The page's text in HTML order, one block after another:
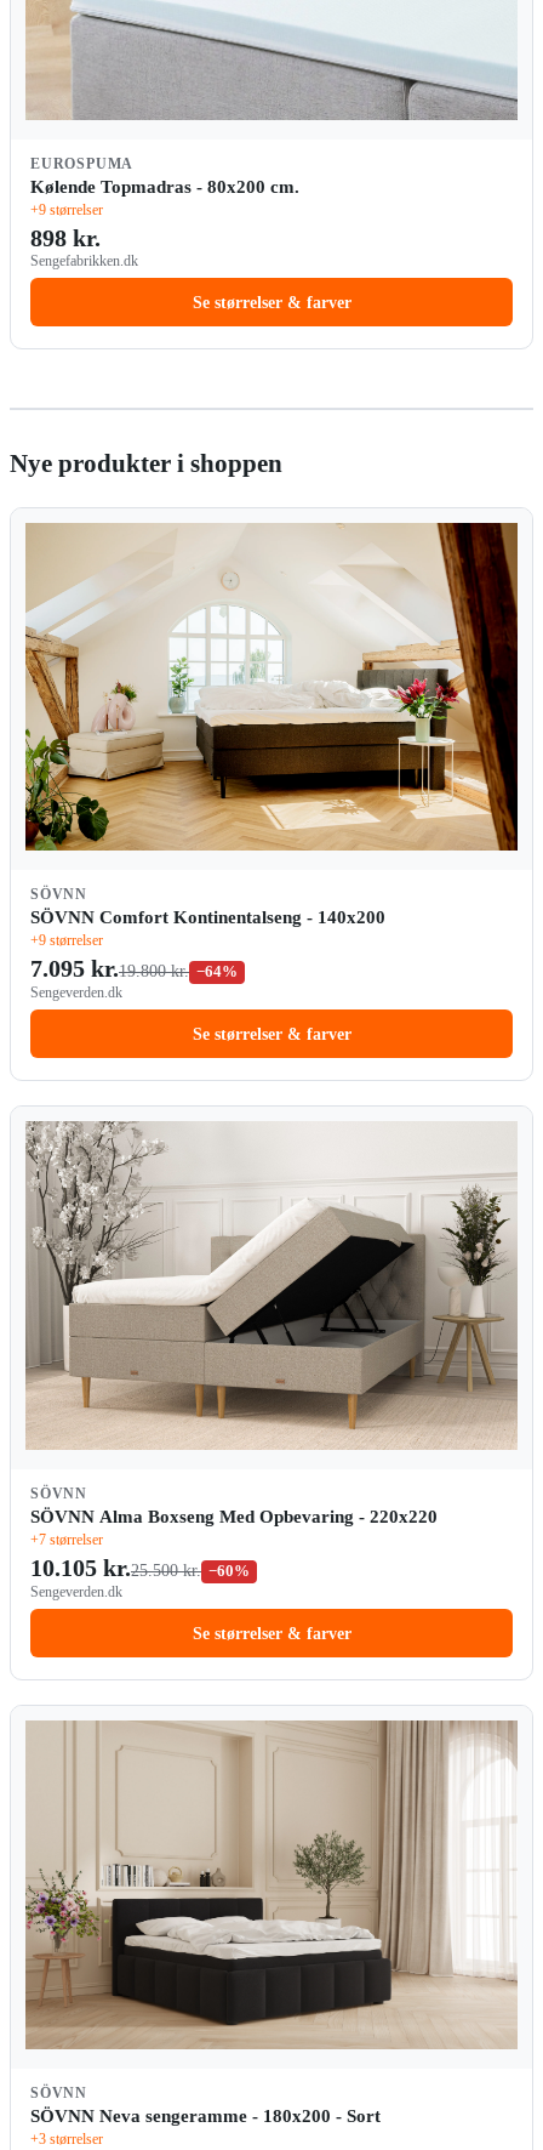
EUROSPUMA
Kølende Topmadras - 80x200 cm.
+9 størrelser
898 kr.
Sengefabrikken.dk
Se størrelser & farver
Nye produkter i shoppen
SÖVNN
SÖVNN Comfort Kontinentalseng - 140x200
+9 størrelser
7.095 kr.19.800 kr. −64%
Sengeverden.dk
Se størrelser & farver
SÖVNN
SÖVNN Alma Boxseng Med Opbevaring - 220x220
+7 størrelser
10.105 kr.25.500 kr. −60%
Sengeverden.dk
Se størrelser & farver
SÖVNN
SÖVNN Neva sengeramme - 180x200 - Sort
+3 størrelser